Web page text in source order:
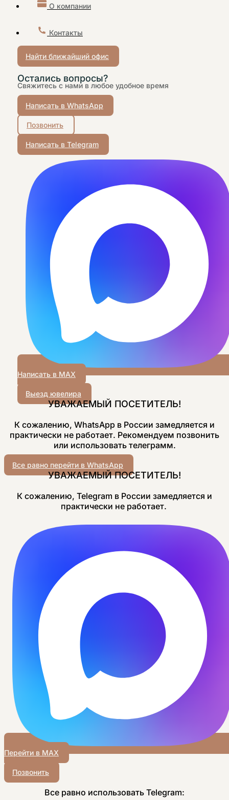
О компании
Контакты
Найти ближайший офис
Остались вопросы?
Свяжитесь с нами в любое удобное время
Написать в WhatsApp
Позвонить
Написать в Telegram
Написать в MAX
Выезд ювелира
УВАЖАЕМЫЙ ПОСЕТИТЕЛЬ!
К сожалению, WhatsApp в России замедляется и
практически не работает. Рекомендуем позвонить
или использовать телеграмм.
Все равно перейти в WhatsApp
УВАЖАЕМЫЙ ПОСЕТИТЕЛЬ!
К сожалению, Telegram в России замедляется и
практически не работает.
Перейти в MAX
Позвонить
Все равно использовать Telegram: